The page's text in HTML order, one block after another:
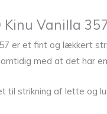
Kinu Vanilla
er et fint og lækkert
med at det har
til strikning af lette og